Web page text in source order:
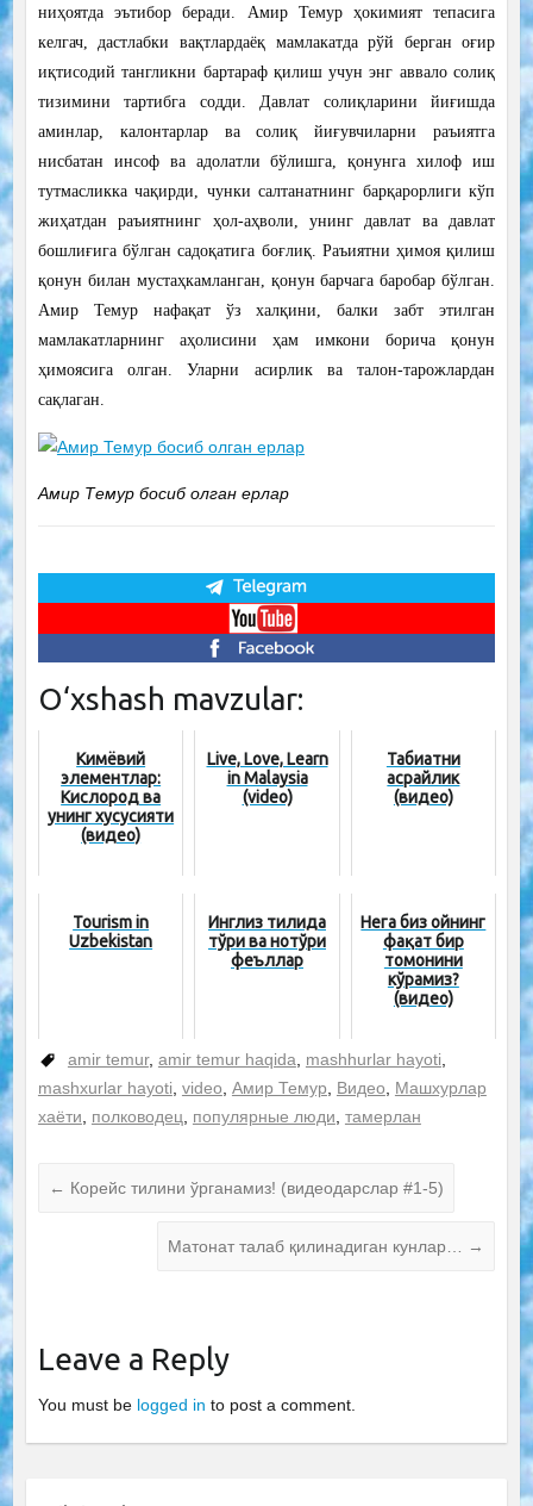
ниҳоятда эътибор беради. Амир Темур ҳокимият тепасига
келгач, дастлабки вақтлардаёқ мамлакатда рўй берган оғир
иқтисодий тангликни бартараф қилиш учун энг аввало солиқ
тизимини тартибга содди. Давлат солиқларини йиғишда
аминлар, калонтарлар ва солиқ йиғувчиларни раъиятга
нисбатан инсоф ва адолатли бўлишга, қонунга хилоф иш
тутмасликка чақирди, чунки салтанатнинг барқарорлиги кўп
жиҳатдан раъиятнинг ҳол-аҳволи, унинг давлат ва давлат
бошлиғига бўлган садоқатига боғлиқ. Раъиятни ҳимоя қилиш
қонун билан мустаҳкамланган, қонун барчага баробар бўлган.
Амир Темур нафақат ўз халқини, балки забт этилган
мамлакатларнинг аҳолисини ҳам имкони борича қонун
ҳимоясига олган. Уларни асирлик ва талон-тарожлардан
сақлаган.
Амир Темур босиб олган ерлар
O‘xshash mavzular:
Кимёвий
элементлар:
Кислород ва
унинг хусусияти
(видео)
Live, Love, Learn
in Malaysia
(video)
Табиатни
асрайлик
(видео)
Tourism in
Uzbekistan
Инглиз тилида
тўғри ва нотўғри
феъллар
Нега биз ойнинг
фақат бир
томонини
кўрамиз?
(видео)
amir temur, amir temur haqida, mashhurlar hayoti,
mashxurlar hayoti, video, Амир Темур, Видео, Машхурлар
хаёти, полководец, популярные люди, тамерлан
← Корейс тилини ўрганамиз! (видеодарслар #1-5)
Матонат талаб қилинадиган кунлар… →
Leave a Reply
You must be logged in to post a comment.